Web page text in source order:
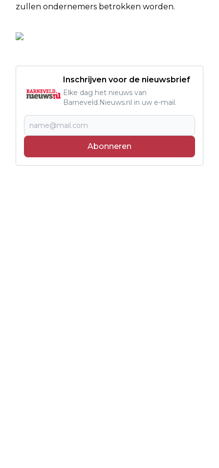
zullen ondernemers betrokken worden.
Inschrijven voor de nieuwsbrief
Elke dag het nieuws van
Barneveld.Nieuws.nl in uw e-mail.
Abonneren